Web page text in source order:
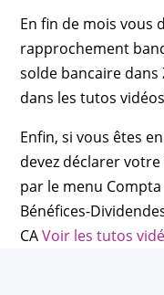
En fin de mois vous
rapprochement
solde bancaire dans
dans les tutos
Enfin, si vous êtes
devez déclarer
par le menu
Bénéfices-
CAVoir les tutos